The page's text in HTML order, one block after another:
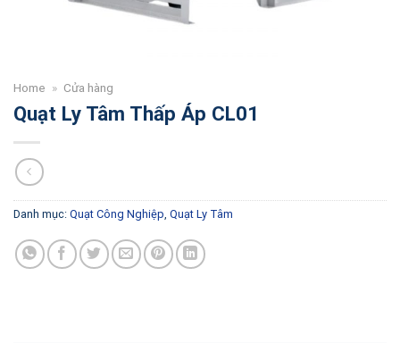
Home » Cửa hàng
Quạt Ly Tâm Thấp Áp CL01
Danh mục: Quạt Công Nghiệp, Quạt Ly Tâm